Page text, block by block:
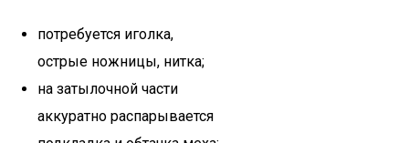
потребуется иголка,
острые ножницы, нитка;
на затылочной части
аккуратно распарывается